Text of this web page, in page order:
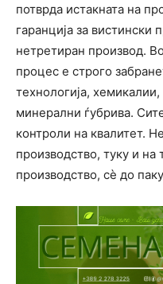
потврда истакната на
гаранција за вистински
нетретиран производ.
процес е строго
технологија,
минерални ѓубрива.
контроли на квалитет.
производство, туку и на
производство, сѐ до